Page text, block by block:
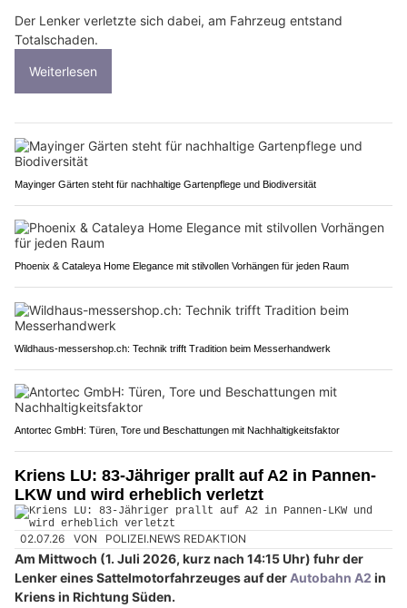
Der Lenker verletzte sich dabei, am Fahrzeug entstand
Totalschaden.
Weiterlesen
Mayinger Gärten steht für nachhaltige Gartenpflege und Biodiversität
Phoenix & Cataleya Home Elegance mit stilvollen Vorhängen für jeden Raum
Wildhaus-messershop.ch: Technik trifft Tradition beim Messerhandwerk
Antortec GmbH: Türen, Tore und Beschattungen mit Nachhaltigkeitsfaktor
Kriens LU: 83-Jähriger prallt auf A2 in Pannen-
LKW und wird erheblich verletzt
02.07.26 VON POLIZEI.NEWS REDAKTION
Am Mittwoch (1. Juli 2026, kurz nach 14:15 Uhr) fuhr der
Lenker eines Sattelmotorfahrzeuges auf der Autobahn A2 in
Kriens in Richtung Süden.